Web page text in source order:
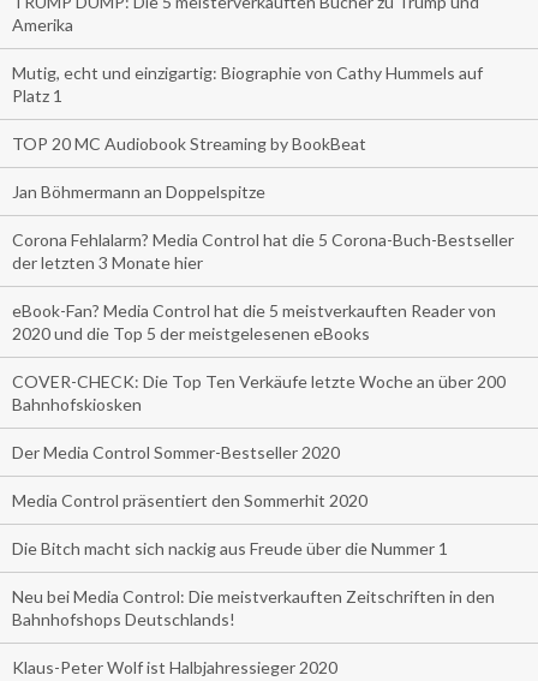
Amerika
Mutig, echt und einzigartig: Biographie von Cathy Hummels auf
Platz 1
TOP 20 MC Audiobook Streaming by BookBeat
Jan Böhmermann an Doppelspitze
Corona Fehlalarm? Media Control hat die 5 Corona-Buch-Bestseller
der letzten 3 Monate hier
eBook-Fan? Media Control hat die 5 meistverkauften Reader von
2020 und die Top 5 der meistgelesenen eBooks
COVER-CHECK: Die Top Ten Verkäufe letzte Woche an über 200
Bahnhofskiosken
Der Media Control Sommer-Bestseller 2020
Media Control präsentiert den Sommerhit 2020
Die Bitch macht sich nackig aus Freude über die Nummer 1
Neu bei Media Control: Die meistverkauften Zeitschriften in den
Bahnhofshops Deutschlands!
Klaus-Peter Wolf ist Halbjahressieger 2020